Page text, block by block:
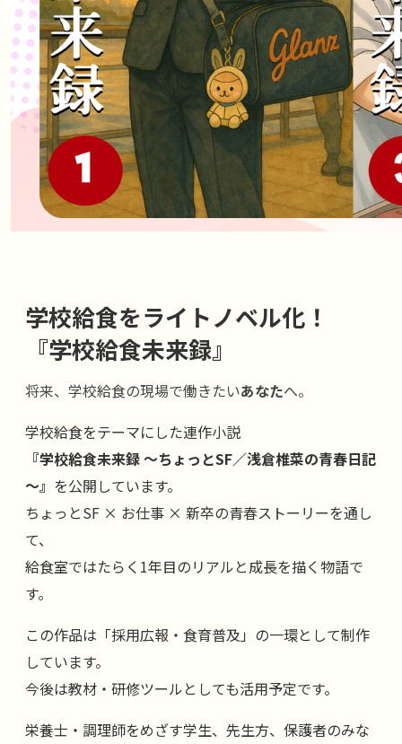
学校給食をライトノベル化！
『学校給食未来録』
将来、学校給食の現場で働きたいあなたへ。
学校給食をテーマにした連作小説
『学校給食未来録 ～ちょっとSF／浅倉椎菜の青春日記
～』 を公開しています。
ちょっとSF × お仕事 × 新卒の青春ストーリーを通し
て、
給食室ではたらく1年目のリアルと成長を描く物語で
す。
この作品は「採用広報・食育普及」の一環として制作
しています。
今後は教材・研修ツールとしても活用予定です。
栄養士・調理師をめざす学生、先生方、保護者のみな